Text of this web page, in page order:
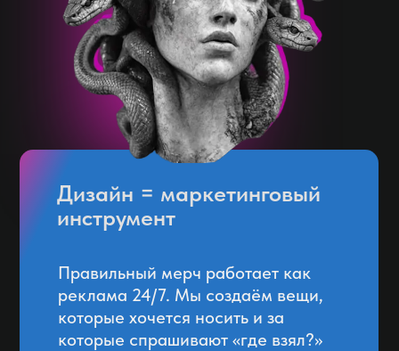
Дизайн = маркетинговый
инструмент
Правильный мерч работает как
реклама 24/7. Мы создаём вещи,
которые хочется носить и за
которые спрашивают «где взял?»